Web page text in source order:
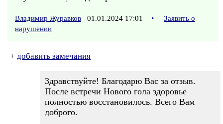
Владимир Журавков 01.01.2024 17:01 •
Заявить о
нарушении
+ добавить замечания
Здравствуйте! Благодарю Вас за отзыв.
После встречи Нового гола здоровье
полностью восстановилось. Всего Вам
доброго.